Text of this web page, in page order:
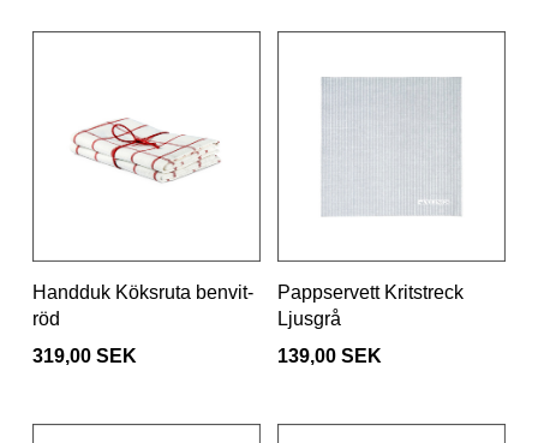
Handduk Köksruta benvit-
röd
319,00 SEK
Pappservett Kritstreck
Ljusgrå
139,00 SEK